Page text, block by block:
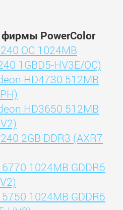
PowerColor
OC 1024MB
1GBD5-HV3E/OC)
HD4730 512MB
HD3650 512MB
2GB DDR3 (AXR7
1024MB GDDR5
1024MB GDDR5